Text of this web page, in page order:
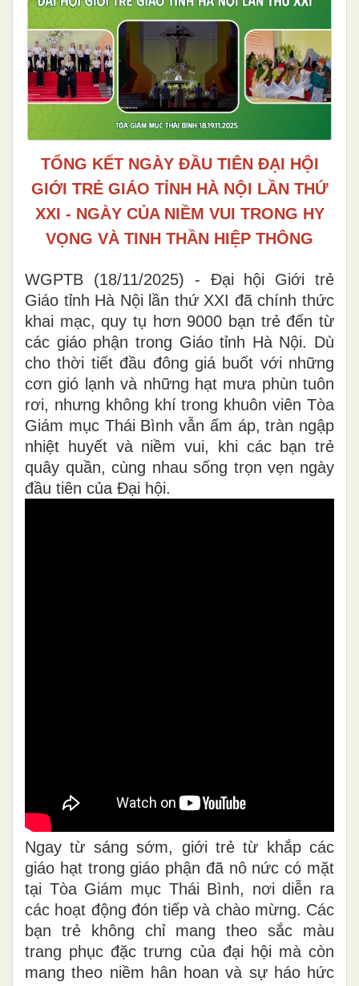
TỔNG KẾT NGÀY ĐẦU TIÊN ĐẠI HỘI
GIỚI TRẺ GIÁO TỈNH HÀ NỘI LẦN THỨ
XXI - NGÀY CỦA NIỀM VUI TRONG HY
VỌNG VÀ TINH THẦN HIỆP THÔNG
WGPTB (18/11/2025) - Đại hội Giới trẻ
Giáo tỉnh Hà Nội lần thứ XXI đã chính thức
khai mạc, quy tụ hơn 9000 bạn trẻ đến từ
các giáo phận trong Giáo tỉnh Hà Nội. Dù
cho thời tiết đầu đông giá buốt với những
cơn gió lạnh và những hạt mưa phùn tuôn
rơi, nhưng không khí trong khuôn viên Tòa
Giám mục Thái Bình vẫn ấm áp, tràn ngập
nhiệt huyết và niềm vui, khi các bạn trẻ
quây quần, cùng nhau sống trọn vẹn ngày
đầu tiên của Đại hội.
Ngay từ sáng sớm, giới trẻ từ khắp các
giáo hạt trong giáo phận đã nô nức có mặt
tại Tòa Giám mục Thái Bình, nơi diễn ra
các hoạt động đón tiếp và chào mừng. Các
bạn trẻ không chỉ mang theo sắc màu
trang phục đặc trưng của đại hội mà còn
mang theo niềm hân hoan và sự háo hức